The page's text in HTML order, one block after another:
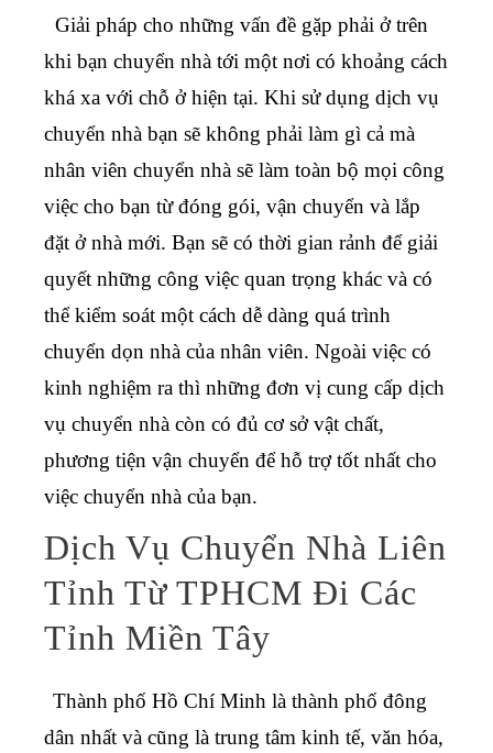
Giải pháp cho những vấn đề gặp phải ở trên
khi bạn chuyển nhà tới một nơi có khoảng cách
khá xa với chỗ ở hiện tại. Khi sử dụng dịch vụ
chuyển nhà bạn sẽ không phải làm gì cả mà
nhân viên chuyển nhà sẽ làm toàn bộ mọi công
việc cho bạn từ đóng gói, vận chuyển và lắp
đặt ở nhà mới. Bạn sẽ có thời gian rảnh để giải
quyết những công việc quan trọng khác và có
thể kiểm soát một cách dễ dàng quá trình
chuyển dọn nhà của nhân viên. Ngoài việc có
kinh nghiệm ra thì những đơn vị cung cấp dịch
vụ chuyển nhà còn có đủ cơ sở vật chất,
phương tiện vận chuyển để hỗ trợ tốt nhất cho
việc chuyển nhà của bạn.
Dịch Vụ Chuyển Nhà Liên
Tỉnh Từ TPHCM Đi Các
Tỉnh Miền Tây
Thành phố Hồ Chí Minh là thành phố đông
dân nhất và cũng là trung tâm kinh tế, văn hóa,